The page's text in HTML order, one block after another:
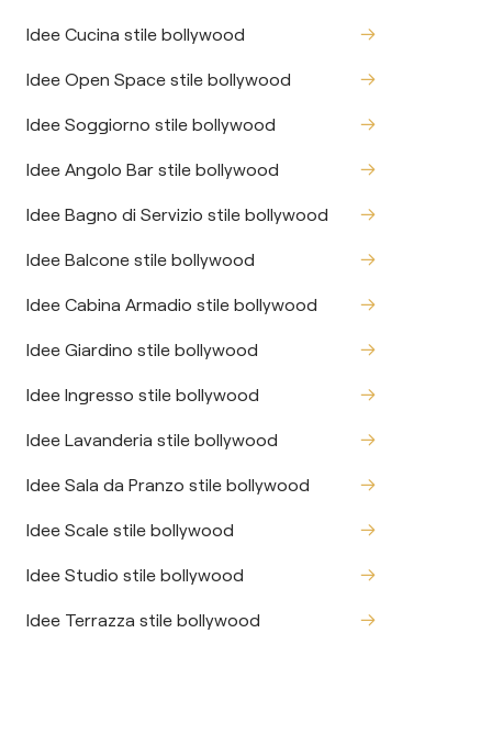
Idee Cucina stile bollywood
Idee Open Space stile bollywood
Idee Soggiorno stile bollywood
Idee Angolo Bar stile bollywood
Idee Bagno di Servizio stile bollywood
Idee Balcone stile bollywood
Idee Cabina Armadio stile bollywood
Idee Giardino stile bollywood
Idee Ingresso stile bollywood
Idee Lavanderia stile bollywood
Idee Sala da Pranzo stile bollywood
Idee Scale stile bollywood
Idee Studio stile bollywood
Idee Terrazza stile bollywood